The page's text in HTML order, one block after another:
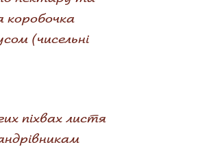
(чисельні
піхвах листя